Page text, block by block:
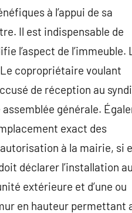
à l’appui de sa
Il est indispensable de
l’aspect de l’immeuble.
copropriétaire voulant
de réception au
générale.
exact des
à la mairie, si
déclarer l’installation
extérieure et d’une ou
en hauteur permettant